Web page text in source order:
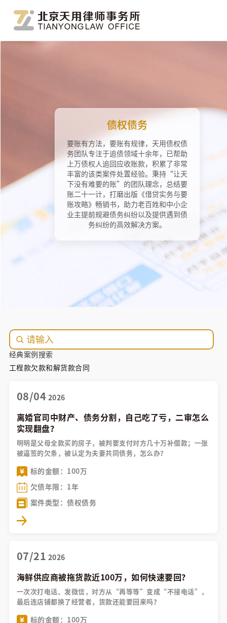
债权债务
要账有方法，要账有规律，天用债权债
务团队专注于追债领域十余年，已帮助
上万债权人追回应收账款，积累了非常
丰富的该类案件处置经验。秉持“让天
下没有难要的账”的团队理念，总结要
账二十一计，打磨出版《借贷实务与要
账攻略》畅销书，助力老百姓和中小企
业主提前规避债务纠纷以及提供遇到债
务纠纷的高效解决方案。
经典案例搜索
工程款欠款和解货款合同
08/04 2026
离婚官司中财产、债务分割，自己吃了亏，二审怎么
实现翻盘？
明明是父母全款买的房子，被判要支付对方几十万补偿款；一张
被逼签的欠条，被认定为夫妻共同债务，怎么办？
标的金额：100万
欠债年限：1年
案件类型：债权债务
07/21 2026
海鲜供应商被拖货款近100万，如何快速要回？
一次次打电话、发微信，对方从“再等等”变成“不接电话”，
最后连店铺都换了经营者，货款还能要回来吗？
标的金额：100万